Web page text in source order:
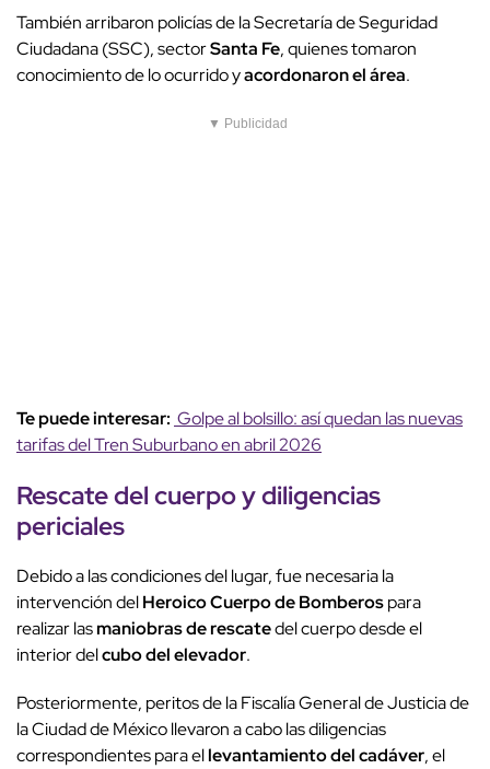
También arribaron policías de la Secretaría de Seguridad
Ciudadana (SSC), sectorSanta Fe, quienes tomaron
conocimiento de lo ocurrido yacordonaron el área.
▼ Publicidad
Te puede interesar: Golpe al bolsillo: así quedan las nuevas
tarifas del Tren Suburbano en abril 2026
Rescate del cuerpo y diligencias
periciales
Debido a las condiciones del lugar, fue necesaria la
intervención delHeroico Cuerpo de Bomberospara
realizar lasmaniobras de rescatedel cuerpo desde el
interior delcubo del elevador.
Posteriormente, peritos de la Fiscalía General de Justicia de
la Ciudad de México llevaron a cabo las diligencias
correspondientes para ellevantamiento del cadáver, el